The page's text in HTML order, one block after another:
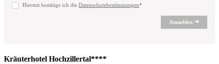
Hiermit bestätige ich die Datenschutzbestimmungen*
Anmelden
Kräuterhotel Hochzillertal****